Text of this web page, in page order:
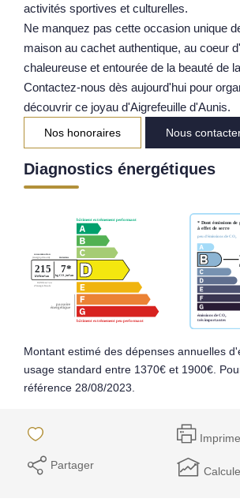
activités sportives et culturelles.
Ne manquez pas cette occasion unique
maison au cachet authentique, au coeur
chaleureuse et entourée de la beauté de
Contactez-nous dès aujourd'hui pour
découvrir ce joyau d'Aigrefeuille d'Aunis.
Nos honoraires Nous
Diagnostics énergétiques
Montant estimé des dépenses annuelles
usage standard entre 1370€ et 1900€.
référence 28/08/2023.
Partager